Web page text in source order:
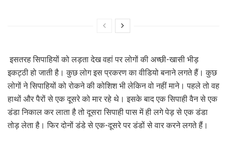
इसतरह सिपाहियों को लड़ता देख वहां पर लोगों की अच्छी-खासी भीड़
इकट्ठी हो जाती है। कुछ लोग इस प्रकरण का वीडियो बनाने लगते हैं। कुछ
लोगों ने सिपाहियों को रोकने की कोशिश भी लेकिन वो नहीं माने। पहले तो वह
हाथों और पैरों से एक दूसरे को मार रहे थे। इसके बाद एक सिपाही वैन से एक
डंडा निकाल कर लाता है तो दूसरा सिपाही पास में ही लगे पेड़ से एक डंडा
तोड़ लेता है। फिर दोनों डंडे से एक-दूसरे पर डंडों से वार करने लगते हैं।